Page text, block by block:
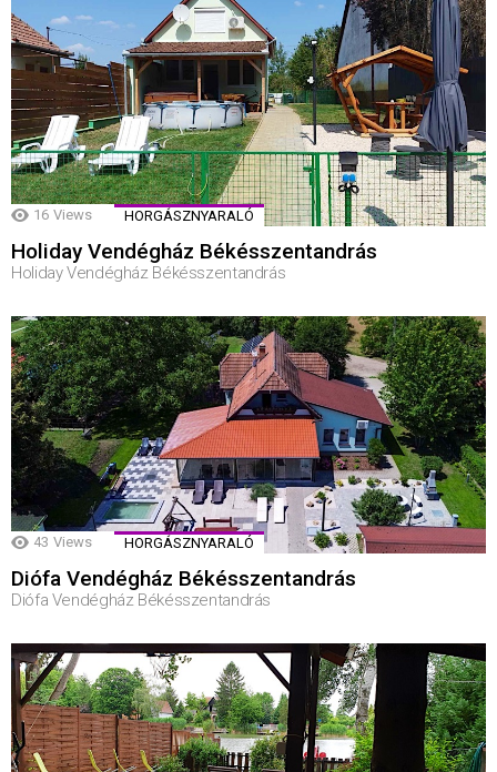
16 Views HORGÁSZNYARALÓ
Holiday Vendégház Békésszentandrás
Holiday Vendégház Békésszentandrás
43 Views HORGÁSZNYARALÓ
Diófa Vendégház Békésszentandrás
Diófa Vendégház Békésszentandrás